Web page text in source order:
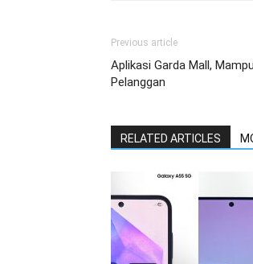
Previous article
Aplikasi Garda Mall,
Pelanggan
RELATED ARTICLES